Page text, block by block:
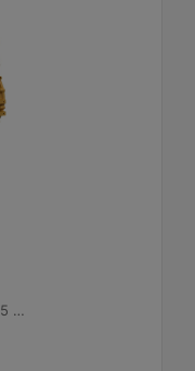
92 1.800 dev/dk.da lb-ft - 125 1.800 dev/dk.da Nm